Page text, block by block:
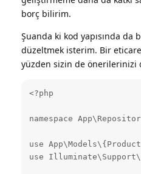
borç bilirim.
Şuanda ki kod yapısında da
düzeltmek isterim. Bir
yüzden sizin de önerilerinizi
<?php
namespace
use
use